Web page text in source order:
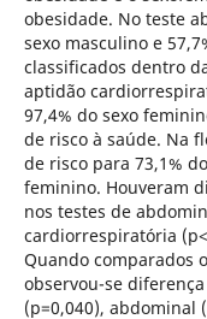
obesidade. No teste
sexo masculino e
classificados dentro
aptidão
97,4% do sexo
de risco à saúde. Na
de risco para 73,1%
feminino. Houveram
nos testes de
cardiorrespiratória
Quando comparados
observou-se
(p=0,040), abdominal